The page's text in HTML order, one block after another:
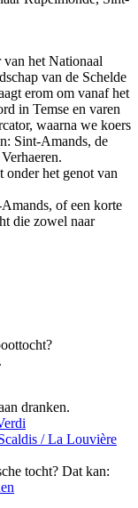
het Nationaal
van de Schelde
erom om vanaf het
in Temse en varen
waarna we koers
Sint-Amands, de
onder het genot van
of een korte
die zowel naar
dranken.
/ La Louvière
tocht? Dat kan: